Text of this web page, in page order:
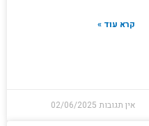
קרא עוד »
אין תגובות 02/06/2025